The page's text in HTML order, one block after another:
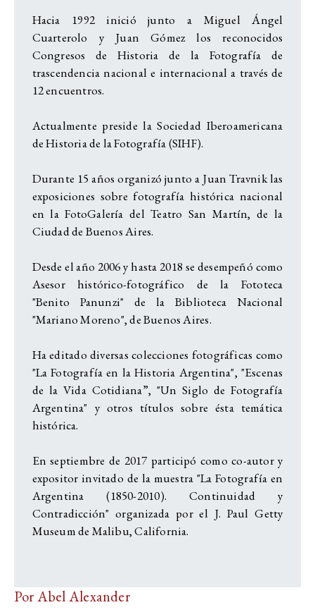
Hacia 1992 inició junto a Miguel Ángel
Cuarterolo y Juan Gómez los reconocidos
Congresos de Historia de la Fotografía de
trascendencia nacional e internacional a través de
12 encuentros.
Actualmente preside la Sociedad Iberoamericana
de Historia de la Fotografía (SIHF).
Durante 15 años organizó junto a Juan Travnik las
exposiciones sobre fotografía histórica nacional
en la FotoGalería del Teatro San Martín, de la
Ciudad de Buenos Aires.
Desde el año 2006 y hasta 2018 se desempeñó como
Asesor histórico-fotográfico de la Fototeca
"Benito Panunzi" de la Biblioteca Nacional
"Mariano Moreno", de Buenos Aires.
Ha editado diversas colecciones fotográficas como
"La Fotografía en la Historia Argentina", "Escenas
de la Vida Cotidiana”, "Un Siglo de Fotografía
Argentina" y otros títulos sobre ésta temática
histórica.
En septiembre de 2017 participó como co-autor y
expositor invitado de la muestra "La Fotografía en
Argentina (1850-2010). Continuidad y
Contradicción" organizada por el J. Paul Getty
Museum de Malibu, California.
Por Abel Alexander